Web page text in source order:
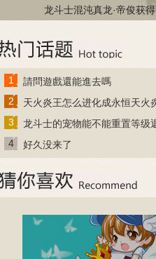
龙斗士混沌真龙·帝俊获得
1 請問遊戲還能進去嗎
2
3
4 好久没来了